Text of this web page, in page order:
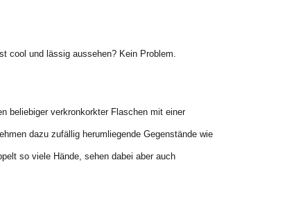
cool und lässig aussehen? Kein Problem.
beliebiger verkronkorkter Flaschen mit einer
dazu zufällig herumliegende Gegenstände wie
so viele Hände, sehen dabei aber auch